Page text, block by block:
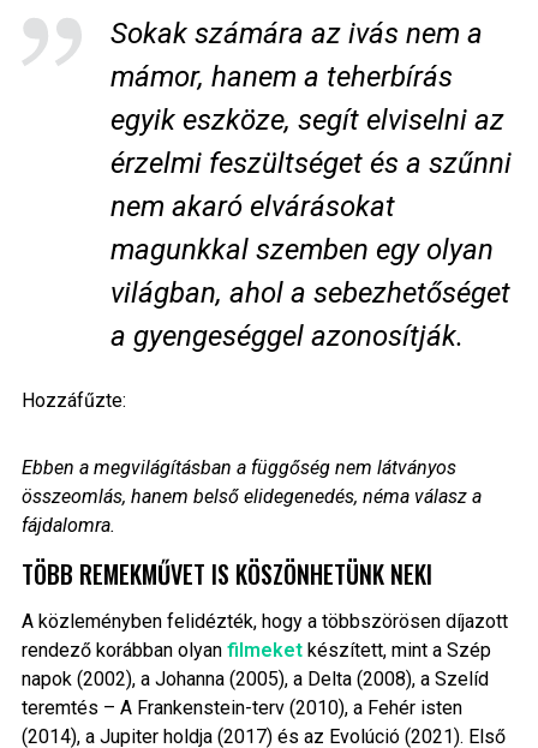
Sokak számára az ivás nem a
mámor, hanem a teherbírás
egyik eszköze, segít elviselni az
érzelmi feszültséget és a szűnni
nem akaró elvárásokat
magunkkal szemben egy olyan
világban, ahol a sebezhetőséget
a gyengeséggel azonosítják.
Hozzáfűzte:
Ebben a megvilágításban a függőség nem látványos
összeomlás, hanem belső elidegenedés, néma válasz a
fájdalomra.
TÖBB REMEKMŰVET IS KÖSZÖNHETÜNK NEKI
A közleményben felidézték, hogy a többszörösen díjazott
rendező korábban olyan filmeketkészített, mint a Szép
napok (2002), a Johanna (2005), a Delta (2008), a Szelíd
teremtés – A Frankenstein-terv (2010), a Fehér isten
(2014), a Jupiter holdja (2017) és az Evolúció (2021). Első